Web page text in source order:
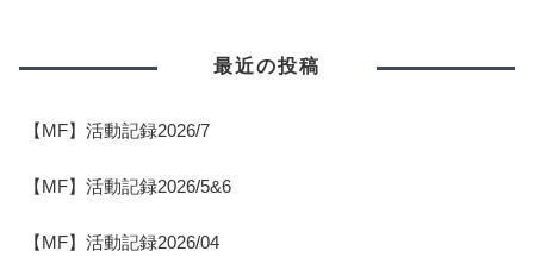
最近の投稿
【MF】活動記録2026/7
【MF】活動記録2026/5&6
【MF】活動記録2026/04